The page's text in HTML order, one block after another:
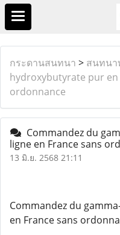
กระดานสนทนา > สนทนา
hydroxybutyrate pur en
ordonnance
Commandez du
ligne en France sans
13 มิ.ย. 2568 21:11
Commandez du
en France sans